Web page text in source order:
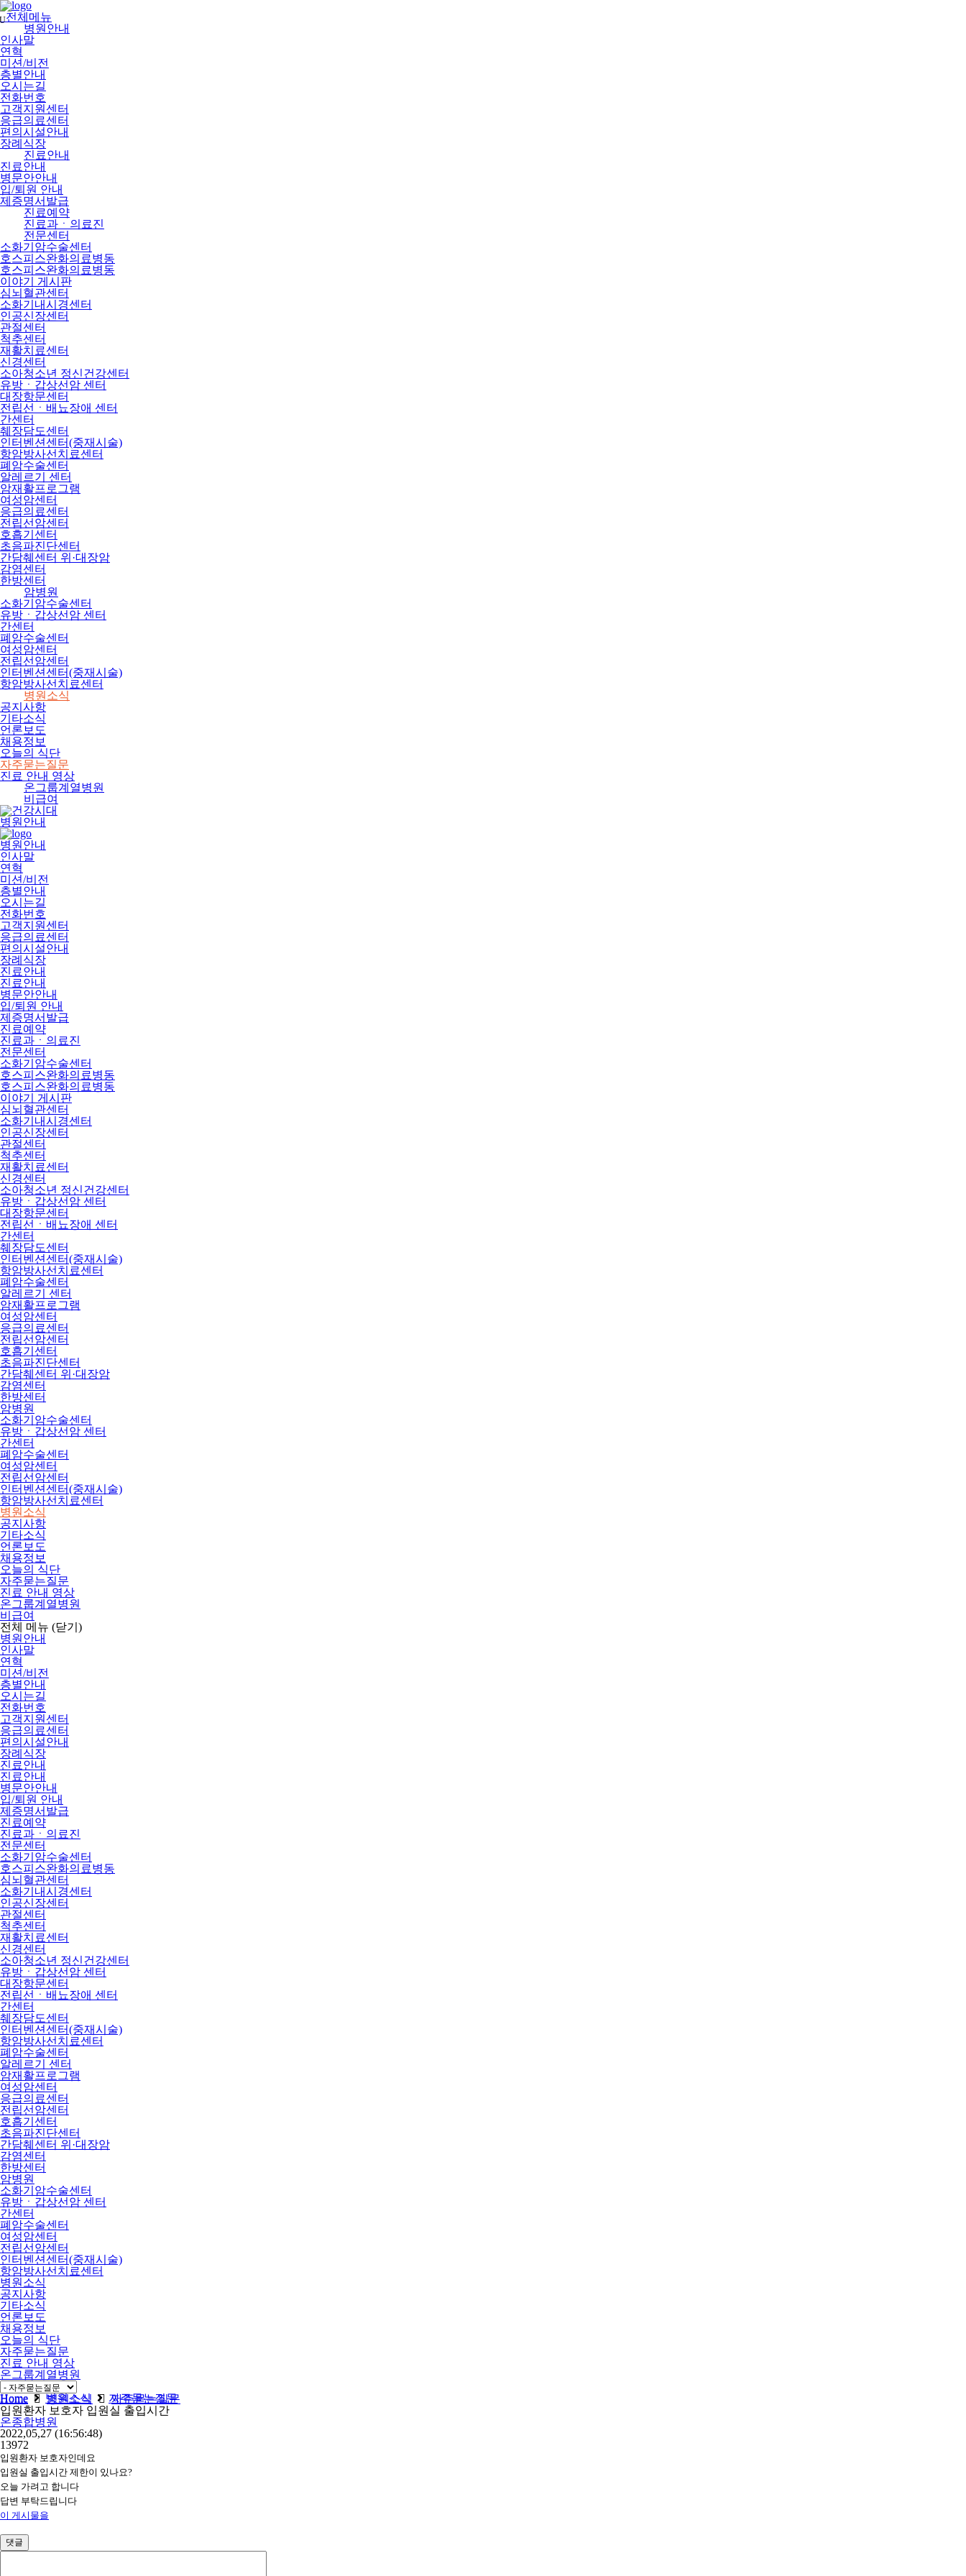
메
뉴
너
뛰
기
전체메뉴
병원안내
인사말
연혁
미션/비전
층별안내
오시는길
전화번호
고객지원센터
응급의료센터
편의시설안내
장례식장
진료안내
진료안내
병문안안내
입/퇴원 안내
제증명서발급
진료예약
진료과ㆍ의료진
전문센터
소화기암수술센터
호스피스완화의료병동
호스피스완화의료병동
이야기 게시판
심뇌혈관센터
소화기내시경센터
인공신장센터
관절센터
척추센터
재활치료센터
신경센터
소아청소년 정신건강센터
유방ㆍ갑상선암 센터
대장항문센터
전립선ㆍ배뇨장애 센터
간센터
췌장담도센터
인터벤션센터(중재시술)
항암방사선치료센터
폐암수술센터
알레르기 센터
암재활프로그램
여성암센터
응급의료센터
전립선암센터
호흡기센터
초음파진단센터
간담췌센터 위·대장암
감염센터
한방센터
암병원
소화기암수술센터
유방ㆍ갑상선암 센터
간센터
폐암수술센터
여성암센터
전립선암센터
인터벤션센터(중재시술)
항암방사선치료센터
병원소식
공지사항
기타소식
언론보도
채용정보
오늘의 식단
자주묻는질문
진료 안내 영상
온그룹계열병원
비급여
병원안내
병원안내
인사말
연혁
미션/비전
층별안내
오시는길
전화번호
고객지원센터
응급의료센터
편의시설안내
장례식장
진료안내
진료안내
병문안안내
입/퇴원 안내
제증명서발급
진료예약
진료과ㆍ의료진
전문센터
소화기암수술센터
호스피스완화의료병동
호스피스완화의료병동
이야기 게시판
심뇌혈관센터
소화기내시경센터
인공신장센터
관절센터
척추센터
재활치료센터
신경센터
소아청소년 정신건강센터
유방ㆍ갑상선암 센터
대장항문센터
전립선ㆍ배뇨장애 센터
간센터
췌장담도센터
인터벤션센터(중재시술)
항암방사선치료센터
폐암수술센터
알레르기 센터
암재활프로그램
여성암센터
응급의료센터
전립선암센터
호흡기센터
초음파진단센터
간담췌센터 위·대장암
감염센터
한방센터
암병원
소화기암수술센터
유방ㆍ갑상선암 센터
간센터
폐암수술센터
여성암센터
전립선암센터
인터벤션센터(중재시술)
항암방사선치료센터
병원소식
공지사항
기타소식
언론보도
채용정보
오늘의 식단
자주묻는질문
진료 안내 영상
온그룹계열병원
비급여
전체 메뉴 (닫기)
병원안내
인사말
연혁
미션/비전
층별안내
오시는길
전화번호
고객지원센터
응급의료센터
편의시설안내
장례식장
진료안내
진료안내
병문안안내
입/퇴원 안내
제증명서발급
진료예약
진료과ㆍ의료진
전문센터
소화기암수술센터
호스피스완화의료병동
심뇌혈관센터
소화기내시경센터
인공신장센터
관절센터
척추센터
재활치료센터
신경센터
소아청소년 정신건강센터
유방ㆍ갑상선암 센터
대장항문센터
전립선ㆍ배뇨장애 센터
간센터
췌장담도센터
인터벤션센터(중재시술)
항암방사선치료센터
폐암수술센터
알레르기 센터
암재활프로그램
여성암센터
응급의료센터
전립선암센터
호흡기센터
초음파진단센터
간담췌센터 위·대장암
감염센터
한방센터
암병원
소화기암수술센터
유방ㆍ갑상선암 센터
간센터
폐암수술센터
여성암센터
전립선암센터
인터벤션센터(중재시술)
항암방사선치료센터
병원소식
공지사항
기타소식
언론보도
채용정보
오늘의 식단
자주묻는질문
진료 안내 영상
온그룹계열병원
비급여
Home
병원소식 자주묻는질문
Home 병원소식
자주묻는질문
입원환자 보호자 입원실 출입시간
온종합병원
2022,05,27 (16:56:48)
13972
입원환자 보호자인데요
입원실 출입시간 제한이 있나요?
오늘 가려고 합니다
답변 부탁드립니다
이 게시물을
댓글